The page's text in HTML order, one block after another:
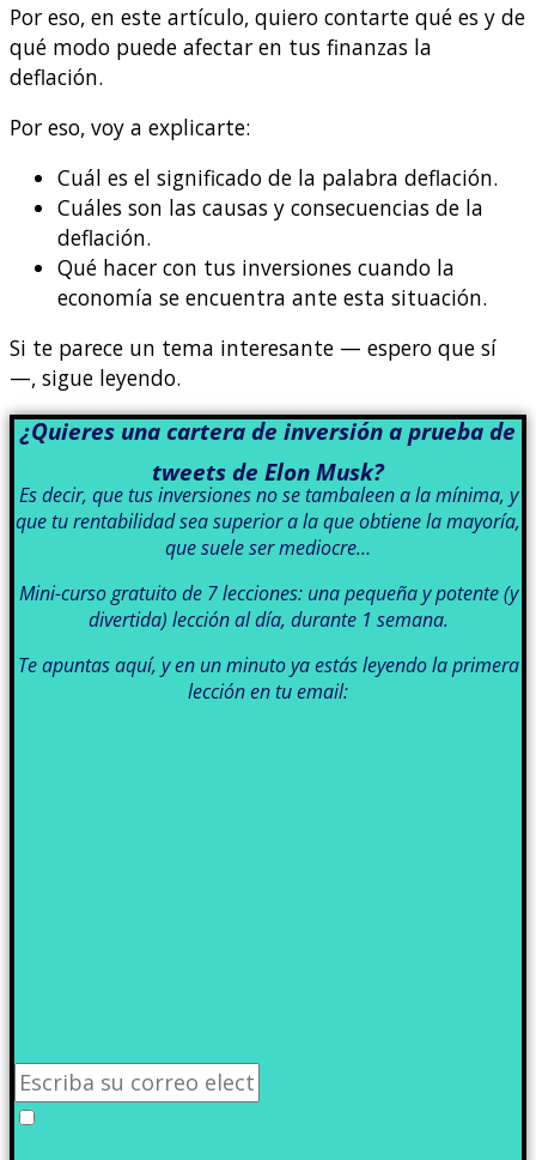
Por eso, en este artículo, quiero contarte qué es y de
qué modo puede afectar en tus finanzas la
deflación.
Por eso, voy a explicarte:
Cuál es el significado de la palabra deflación.
Cuáles son las causas y consecuencias de la
deflación.
Qué hacer con tus inversiones cuando la
economía se encuentra ante esta situación.
Si te parece un tema interesante — espero que sí
—, sigue leyendo.
¿Quieres una cartera de inversión a prueba de
tweets de Elon Musk?
Es decir, que tus inversiones no se tambaleen a la mínima, y
que tu rentabilidad sea superior a la que obtiene la mayoría,
que suele ser mediocre…
Mini-curso gratuito de 7 lecciones: una pequeña y potente (y
divertida) lección al día, durante 1 semana.
Te apuntas aquí, y en un minuto ya estás leyendo la primera
lección en tu email: